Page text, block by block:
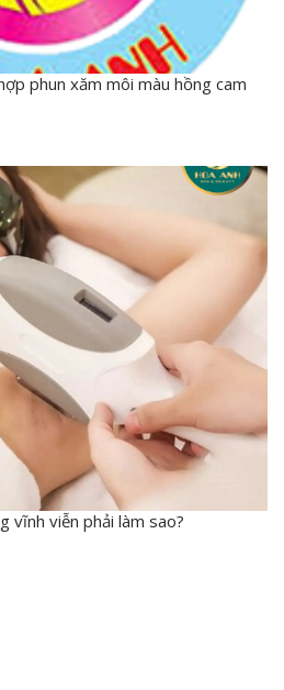
phun xăm môi màu hồng cam
vĩnh viễn phải làm sao?